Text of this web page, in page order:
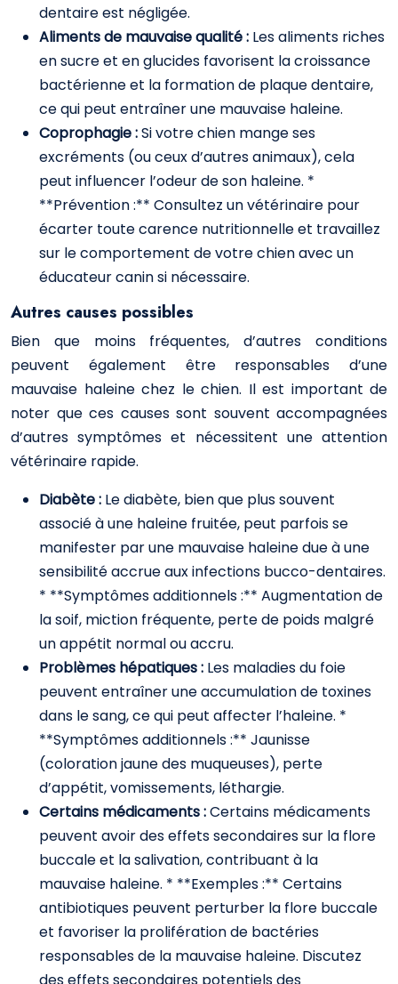
dentaire est négligée.
Aliments de mauvaise qualité : Les aliments riches
en sucre et en glucides favorisent la croissance
bactérienne et la formation de plaque dentaire,
ce qui peut entraîner une mauvaise haleine.
Coprophagie :Si votre chien mange ses
excréments (ou ceux d’autres animaux), cela
peut influencer l’odeur de son haleine. *
**Prévention :** Consultez un vétérinaire pour
écarter toute carence nutritionnelle et travaillez
sur le comportement de votre chien avec un
éducateur canin si nécessaire.
Autres causes possibles
Bien que moins fréquentes, d’autres conditions
peuvent également être responsables d’une
mauvaise haleine chez le chien. Il est important de
noter que ces causes sont souvent accompagnées
d’autres symptômes et nécessitent une attention
vétérinaire rapide.
Diabète : Le diabète, bien que plus souvent
associé à une haleine fruitée, peut parfois se
manifester par une mauvaise haleine due à une
sensibilité accrue aux infections bucco-dentaires.
* **Symptômes additionnels :** Augmentation de
la soif, miction fréquente, perte de poids malgré
un appétit normal ou accru.
Problèmes hépatiques : Les maladies du foie
peuvent entraîner une accumulation de toxines
dans le sang, ce qui peut affecter l’haleine. *
**Symptômes additionnels :** Jaunisse
(coloration jaune des muqueuses), perte
d’appétit, vomissements, léthargie.
Certains médicaments :Certains médicaments
peuvent avoir des effets secondaires sur la flore
buccale et la salivation, contribuant à la
mauvaise haleine. * **Exemples :** Certains
antibiotiques peuvent perturber la flore buccale
et favoriser la prolifération de bactéries
responsables de la mauvaise haleine. Discutez